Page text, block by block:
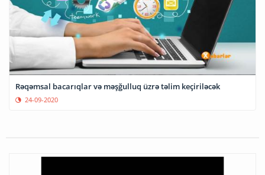
Rəqəmsal bacarıqlar və məşğulluq üzrə təlim keçiriləcək
24-09-2020